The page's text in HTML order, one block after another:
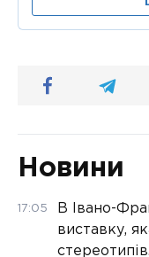
Новини
17:05
В Івано-
виставку,